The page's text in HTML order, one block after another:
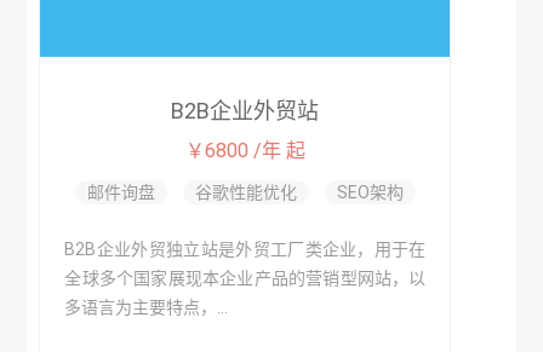
B2B企业外贸站
￥6800 /年 起
邮件询盘 谷歌性能优化 SEO架构
B2B企业外贸独立站是外贸工厂类企业，用于在
全球多个国家展现本企业产品的营销型网站，以
多语言为主要特点，...